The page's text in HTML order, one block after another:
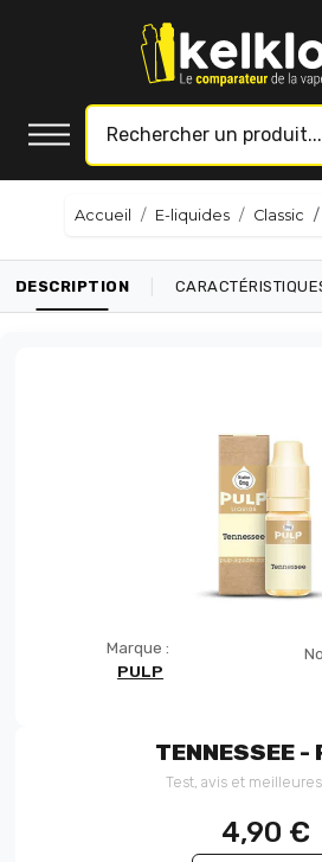
Accueil E-liquides Classic
DESCRIPTION
Marque :
PULP
TENNESSEE -
Test, avis et
4,90 €